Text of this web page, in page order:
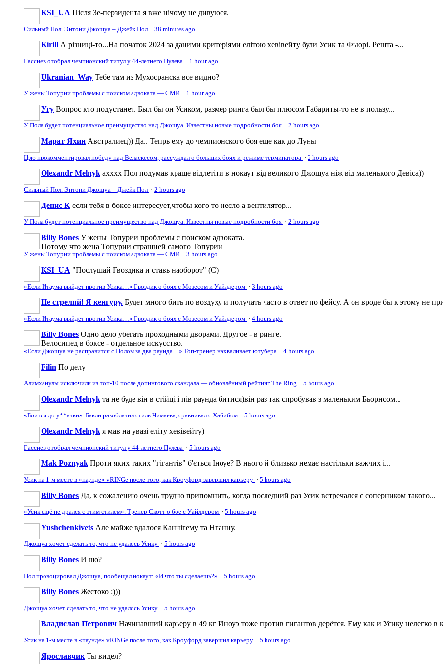
KSI_UA Після Зе-перзидента я вже нічому не дивуюся.
Сильный Пол. Энтони Джошуа – Джейк Пол · 38 minutes ago
Kirill А різниці-то...На початок 2024 за даними критеріями елітою хевівейту були Усик та Фьюрі. Решта -...
Гассиев отобрал чемпионский титул у 44-летнего Пулева · 1 hour ago
Ukranian_Way Тебе там из Мухосранска все видно?
У жены Топурии проблемы с поиском адвоката — СМИ · 1 hour ago
Угу Вопрос кто подустанет. Был бы он Усиком, размер ринга был бы плюсом Габариты-то не в пользу...
У Пола будет потенциальное преимущество над Джошуа. Известны новые подробности боя · 2 hours ago
Марат Яхин Австралиец)) Да.. Тепрь ему до чемпионского боя еще как до Луны
Цзю прокомментировал победу над Веласкесом, рассуждал о больших боях и режиме терминатора · 2 hours ago
Olexandr Melnyk ахххх Пол подумав краще відлетіти в нокаут від великого Джошуа ніж від маленького Девіса))
Сильный Пол. Энтони Джошуа – Джейк Пол · 2 hours ago
Денис К если тебя в боксе интересует,чтобы кого то несло а вентилятор...
У Пола будет потенциальное преимущество над Джошуа. Известны новые подробности боя · 2 hours ago
Billy Bones У жены Топурии проблемы с поиском адвоката.
Потому что жена Топурии страшней самого Топурии
У жены Топурии проблемы с поиском адвоката — СМИ · 3 hours ago
KSI_UA "Послушай Гвоздика и ставь наоборот" (С)
«Если Итаума выйдет против Усика…» Гвоздик о боях с Мозесом и Уайлдером · 3 hours ago
Не стреляй! Я кенгуру. Будет много бить по воздуху и получать часто в ответ по фейсу. А он вроде бы к этому не
«Если Итаума выйдет против Усика…» Гвоздик о боях с Мозесом и Уайлдером · 4 hours ago
Billy Bones Одно дело убегать проходными дворами. Другое - в ринге.
Велосипед в боксе - отдельное искусство.
«Если Джошуа не расправится с Полом за два раунда…» Топ-тренер нахваливает ютубера · 4 hours ago
Filin По делу
Алимханулы исключили из топ-10 после допингового скандала — обновлённый рейтинг The Ring · 5 hours ago
Olexandr Melnyk та не буде він в стійці і пів раунда битися)він раз так спробував з маленьким Бьорнсом...
«Боится до у**ачки». Бакли разоблачил стиль Чимаева, сравнивал с Хабибом · 5 hours ago
Olexandr Melnyk я мав на увазі еліту хевівейту)
Гассиев отобрал чемпионский титул у 44-летнего Пулева · 5 hours ago
Mak Poznyak Проти яких таких "гігантів" б'ється Іноуе? В нього й близько немає настільки важчих і...
Усик на 1-м месте в «паунде» vRINGe после того, как Кроуфорд завершил карьеру · 5 hours ago
Billy Bones Да, к сожалению очень трудно припомнить, когда последний раз Усик встречался с соперником такого...
«Усик ещё не дрался с этим стилем». Тренер Скотт о бое с Уайлдером · 5 hours ago
Yushchenkivets Але майже вдалося Каннігему та Нганну.
Джошуа хочет сделать то, что не удалось Усику · 5 hours ago
Billy Bones И шо?
Пол провоцировал Джошуа, пообещал нокаут: «И что ты сделаешь?» · 5 hours ago
Billy Bones Жестоко :)))
Джошуа хочет сделать то, что не удалось Усику · 5 hours ago
Владислав Петрович Начинавший карьеру в 49 кг Иноуэ тоже против гигантов дерётся. Ему как и Усику нелегко в
Усик на 1-м месте в «паунде» vRINGe после того, как Кроуфорд завершил карьеру · 5 hours ago
Ярославчик Ты видел?